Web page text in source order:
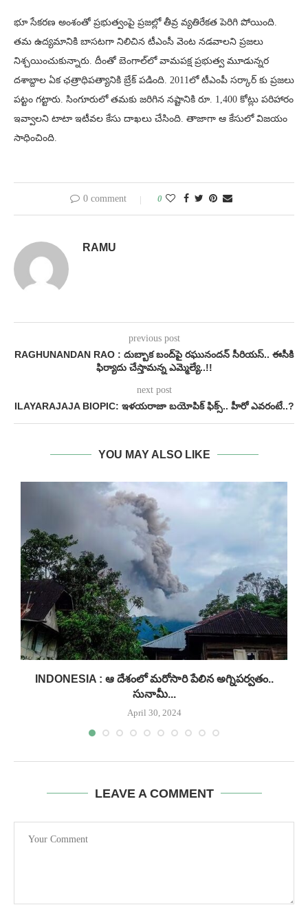
భూ సేకరణ అంశంతో ప్రభుత్వంపై ప్రజల్లో తీవ్ర వ్యతిరేకత పెరిగి పోయింది.
తమ ఉద్యమానికి బాసటగా నిలిచిన టీఎంసీ వెంట నడవాలని ప్రజలు
నిశ్చయించుకున్నారు. దీంతో బెంగాల్‌లో వామపక్ష ప్రభుత్వ మూడున్నర
దశాబ్దాల ఏక ఛత్రాధిపత్యానికి బ్రేక్ పడింది. 2011లో టీఎంపీ సర్కార్ కు ప్రజలు
పట్టం గట్టారు. సింగూరులో తమకు జరిగిన నష్టానికి రూ. 1,400 కోట్లు పరిహారం
ఇవ్వాలని టాటా ఇటీవల కేసు దాఖలు చేసింది. తాజాగా ఆ కేసులో విజయం
సాధించింది.
0 comment 0
RAMU
previous post
RAGHUNANDAN RAO : దుబ్బాక బంద్‌పై రఘునందన్ సీరియస్.. ఈసీకి
ఫిర్యాదు చేస్తామన్న ఎమ్మెల్యే..!!
next post
ILAYARAJAJA BIOPIC: ఇళయరాజా బయోపిక్ ఫిక్స్‌.. హీరో ఎవరంటే..?
YOU MAY ALSO LIKE
INDONESIA : ఆ దేశంలో మరోసారి పేలిన అగ్నిపర్వతం..
సునామీ...
April 30, 2024
LEAVE A COMMENT